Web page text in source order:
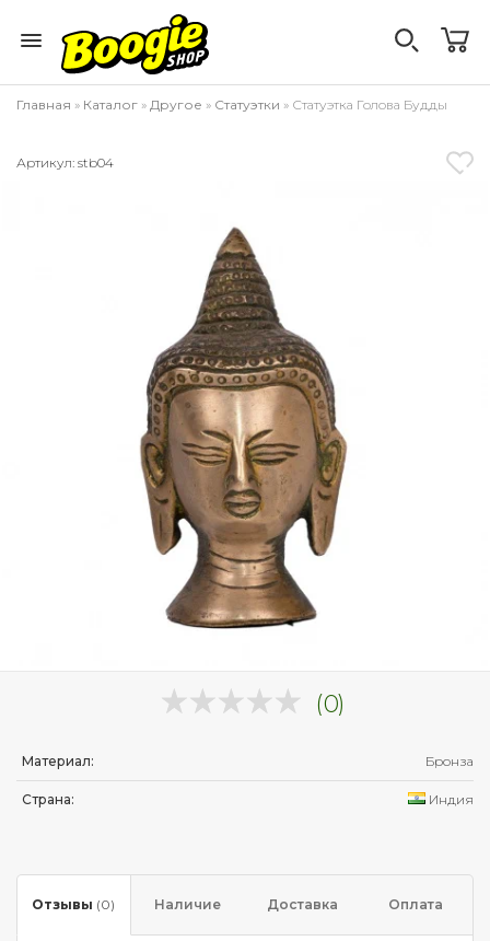
Главная » Каталог » Другое » Статуэтки » Статуэтка Голова Будды
Артикул: stb04
(0)
Материал: Бронза
Страна: Индия
Отзывы (0) Наличие Доставка Оплата